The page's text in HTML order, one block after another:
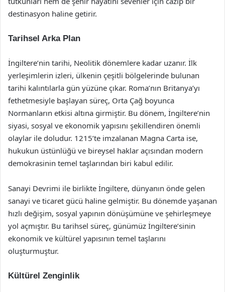
destinasyon haline getirir.
Tarihsel Arka Plan
İngiltere’nin tarihi, Neolitik dönemlere kadar uzanır. İlk
yerleşimlerin izleri, ülkenin çeşitli bölgelerinde bulunan
tarihi kalıntılarla gün yüzüne çıkar. Roma’nın Britanya’yı
fethetmesiyle başlayan süreç, Orta Çağ boyunca
Normanların etkisi altına girmiştir. Bu dönem, İngiltere’nin
siyasi, sosyal ve ekonomik yapısını şekillendiren önemli
olaylar ile doludur. 1215’te imzalanan Magna Carta ise,
hukukun üstünlüğü ve bireysel haklar açısından modern
demokrasinin temel taşlarından biri kabul edilir.
Sanayi Devrimi ile birlikte İngiltere, dünyanın önde gelen
sanayi ve ticaret gücü haline gelmiştir. Bu dönemde yaşanan
hızlı değişim, sosyal yapının dönüşümüne ve şehirleşmeye
yol açmıştır. Bu tarihsel süreç, günümüz İngiltere’sinin
ekonomik ve kültürel yapısının temel taşlarını
oluşturmuştur.
Kültürel Zenginlik